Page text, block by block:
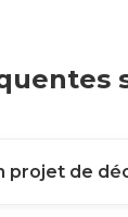
projet de